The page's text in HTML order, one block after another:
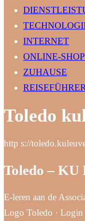
INTERNET
ONLINE-
ZUHAUSE
REISEFÜHRER
Toledo
http s://
Toledo – KU
E-leren aan de
Logo Toledo ·